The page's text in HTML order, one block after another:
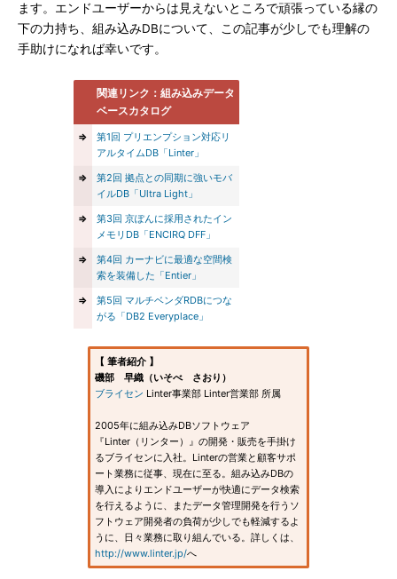
ます。エンドユーザーからは見えないところで頑張っている縁の
下の力持ち、組み込みDBについて、この記事が少しでも理解の
手助けになれば幸いです。
関連リンク：組み込みデータ
ベースカタログ
⇒
第1回 プリエンプション対応リ
アルタイムDB「Linter」
⇒
第2回 拠点との同期に強いモバ
イルDB「Ultra Light」
⇒
第3回 京ぽんに採用されたイン
メモリDB「ENCIRQ DFF」
⇒
第4回 カーナビに最適な空間検
索を装備した「Entier」
⇒
第5回 マルチベンダRDBにつな
がる「DB2 Everyplace」
【 筆者紹介 】
磯部 早織（いそべ さおり）
ブライセン Linter事業部 Linter営業部 所属
2005年に組み込みDBソフトウェア
『Linter（リンター）』の開発・販売を手掛け
るブライセンに入社。Linterの営業と顧客サポ
ート業務に従事、現在に至る。組み込みDBの
導入によりエンドユーザーが快適にデータ検索
を行えるように、またデータ管理開発を行うソ
フトウェア開発者の負荷が少しでも軽減するよ
うに、日々業務に取り組んでいる。詳しくは、
http://www.linter.jp/へ